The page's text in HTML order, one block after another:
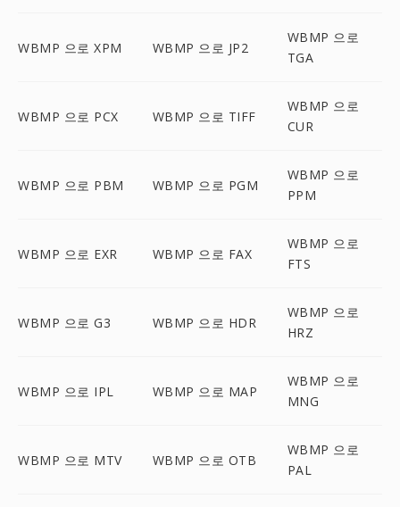
WBMP 으로 XPM WBMP 으로 JP2
WBMP 으로
TGA
WBMP 으로 PCX WBMP 으로 TIFF
WBMP 으로
CUR
WBMP 으로 PBM WBMP 으로 PGM
WBMP 으로
PPM
WBMP 으로 EXR WBMP 으로 FAX
WBMP 으로
FTS
WBMP 으로 G3 WBMP 으로 HDR
WBMP 으로
HRZ
WBMP 으로 IPL WBMP 으로 MAP
WBMP 으로
MNG
WBMP 으로 MTV WBMP 으로 OTB
WBMP 으로
PAL